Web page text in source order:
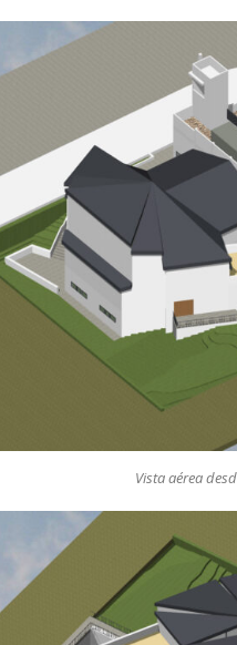
Vista aérea